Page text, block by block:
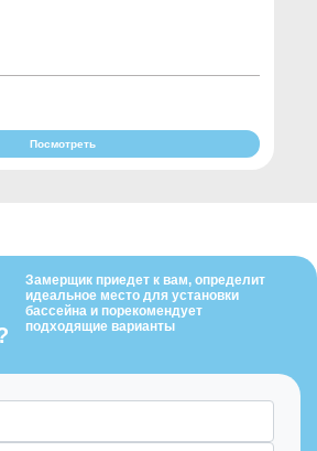
Посмотреть
Замерщик приедет к вам, определит
идеальное место для установки
бассейна и порекомендует
подходящие варианты